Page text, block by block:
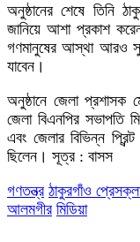
অনুষ্ঠানের শেষে তিনি
জানিয়ে আশা প্রকাশ
গণমানুষের আস্থা আরও
যাবেন।
অনুষ্ঠানে জেলা প্রশাসক
জেলা বিএনপির সভাপতি
এবং জেলার বিভিন্ন
ছিলেন। সূত্র : বাসস
গণতন্ত্র ঠাকুরগাঁও
আলমগীর মিডিয়া